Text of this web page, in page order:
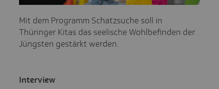
Mit dem Programm Schatzsuche soll in
Thüringer Kitas das seelische Wohlbefinden der
Jüngsten gestärkt werden.
Inter­view